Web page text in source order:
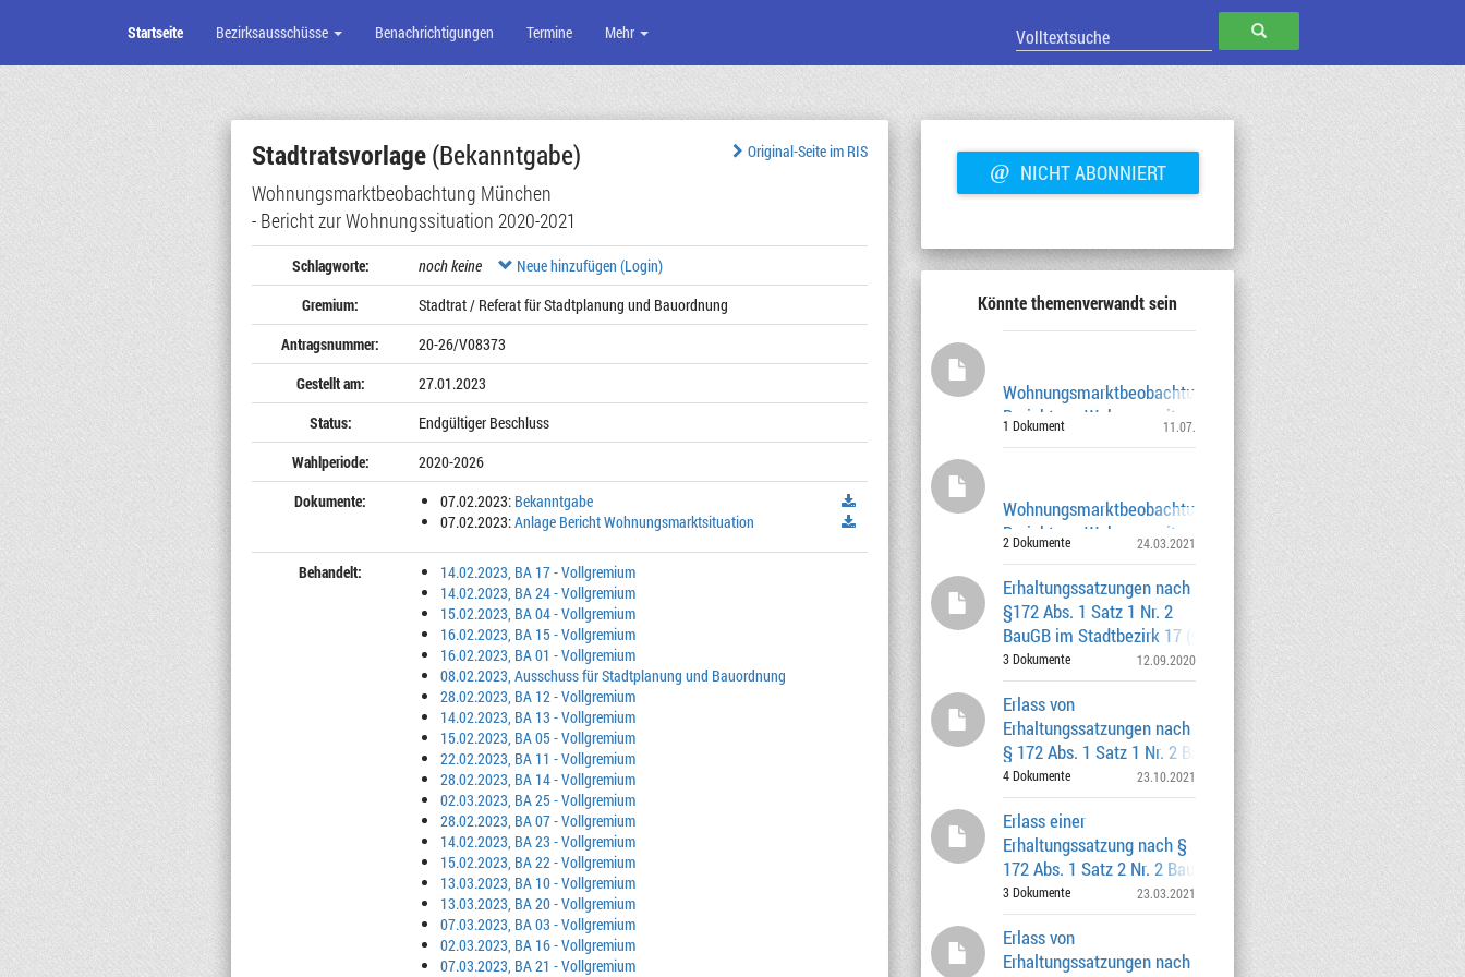
Zum
Seiteninhalt
SUCHEN
Startseite Bezirksausschüsse Benachrichtigungen Termine Mehr
Original-Seite im RIS
Stadtratsvorlage(Bekanntgabe)
Wohnungsmarktbeobachtung München
- Bericht zur Wohnungssituation 2020-2021
Schlagworte: noch keine
Neue hinzufügen (Login)
Gremium:
Stadtrat / Referat für Stadtplanung und Bauordnung
Antragsnummer:
20-26/V08373
Gestellt am:
27.01.2023
Status:
Endgültiger Beschluss
Wahlperiode:
2020-2026
Dokumente:
07.02.2023: Bekanntgabe
07.02.2023:Anlage Bericht Wohnungsmarktsituation
Behandelt:
14.02.2023, BA 17 - Vollgremium
14.02.2023, BA 24 - Vollgremium
15.02.2023, BA 04 - Vollgremium
16.02.2023, BA 15 - Vollgremium
16.02.2023, BA 01 - Vollgremium
08.02.2023, Ausschuss für Stadtplanung und Bauordnung
28.02.2023, BA 12 - Vollgremium
14.02.2023, BA 13 - Vollgremium
15.02.2023, BA 05 - Vollgremium
22.02.2023, BA 11 - Vollgremium
28.02.2023, BA 14 - Vollgremium
02.03.2023, BA 25 - Vollgremium
28.02.2023, BA 07 - Vollgremium
14.02.2023, BA 23 - Vollgremium
15.02.2023, BA 22 - Vollgremium
13.03.2023, BA 10 - Vollgremium
13.03.2023, BA 20 - Vollgremium
07.03.2023, BA 03 - Vollgremium
02.03.2023, BA 16 - Vollgremium
07.03.2023, BA 21 - Vollgremium
@ NICHT ABONNIERT
Könnte themenverwandt sein
Wohnungsmarktbeobachtung München -
Bericht zur Wohnungssituation 2024-2025
1 Dokument 11.07.
Wohnungsmarktbeobachtung München -
Bericht zur Wohnungssituation 2018
-2019 - - Bekanntgabe -
2 Dokumente 24.03.2021
Erhaltungssatzungen nach
§172 Abs. 1 Satz 1 Nr. 2
BauGB im Stadtbezirk 17 (Obergiesing-
Fasangarte
3 Dokumente 12.09.2020
Erlass von
Erhaltungssatzungen nach
§ 172 Abs. 1 Satz 1 Nr. 2 BauGB in den
Stadtbezirken 4 Schwa
4 Dokumente 23.10.2021
Erlass einer
Erhaltungssatzung nach §
172 Abs. 1 Satz 2 Nr. 2 BauGB im
Stadtbezirk 18 - Untergies
3 Dokumente 23.03.2021
Erlass von
Erhaltungssatzungen nach